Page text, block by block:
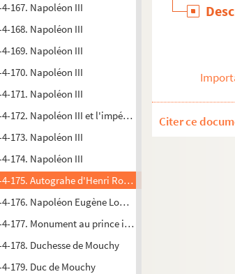
167. Napoléon III
168. Napoléon III
169. Napoléon III
170. Napoléon III
171. Napoléon III
172. Napoléon III et l'impératrice Eugénie
173. Napoléon III
174. Napoléon III
175. Autograhe d'Henri Rochefort
176. Napoléon Eugène Louis Jean Joseph
177. Monument au prince impérial Napoléon Eugène
178. Duchesse de Mouchy
179. Duc de Mouchy
Citer ce